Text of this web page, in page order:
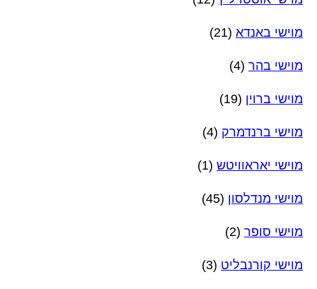
מוישי באנדא (21)
מוישי בהר (4)
מוישי ברוין (19)
מוישי ברנדמרק (4)
מוישי יאראוויטש (1)
מוישי מנדלסון (45)
מוישי סופר (2)
מוישי קורנבליט (3)